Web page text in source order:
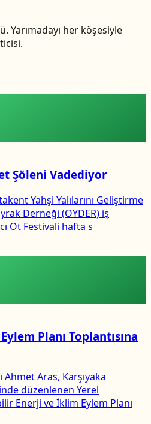
Yarımadayı her köşesiyle
Şöleni Vadediyor
Yahşi Yalılarını Geliştirme
Derneği (OYDER) iş
Ot Festivali hafta s
Planı Toplantısına
Aras, Karşıyaka
düzenlenen Yerel
Enerji ve İklim Eylem Planı